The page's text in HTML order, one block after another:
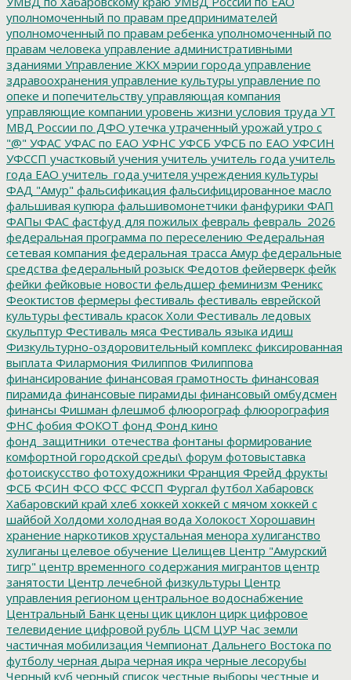
уполномоченный по правам предпринимателей
уполномоченный по правам ребенка уполномоченный по
правам человека управление административными
зданиями Управление ЖКХ мэрии города управление
здравоохранения управление культуры управление по
опеке и попечительству управляющая компания
управляющие компании уровень жизни условия труда УТ
МВД России по ДФО утечка утраченный урожай утро с
"@" УФАС УФАС по ЕАО УФНС УФСБ УФСБ по ЕАО УФСИН
УФССП участковый учения учитель учитель года учитель
года ЕАО учитель_года учителя учреждения культуры
ФАД "Амур" фальсификация фальсифицированное масло
фальшивая купюра фальшивомонетчики фанфурики ФАП
ФАПы ФАС фастфуд для пожилых февраль февраль_2026
федеральная программа по переселению Федеральная
сетевая компания федеральная трасса Амур федеральные
средства федеральный розыск Федотов фейерверк фейк
фейки фейковые новости фельдшер феминизм Феникс
Феоктистов фермеры фестиваль фестиваль еврейской
культуры фестиваль красок Холи Фестиваль ледовых
скульптур Фестиваль мяса Фестиваль языка идиш
Физкультурно-оздоровительный комплекс фиксированная
выплата Филармония Филиппов Филиппова
финансирование финансовая грамотность финансовая
пирамида финансовые пирамиды финансовый омбудсмен
финансы Фишман флешмоб флюорограф флюорография
ФНС фобия ФОКОТ фонд Фонд кино
фонд_защитники_отечества фонтаны формирование
комфортной городской среды\ форум фотовыставка
фотоискусство фотохудожники Франция Фрейд фрукты
ФСБ ФСИН ФСО ФСС ФССП Фургал футбол Хабаровск
Хабаровский край хлеб хоккей хоккей с мячом хоккей с
шайбой Холдоми холодная вода Холокост Хорошавин
хранение наркотиков хрустальная менора хулиганство
хулиганы целевое обучение Целищев Центр "Амурский
тигр" центр временного содержания мигрантов центр
занятости Центр лечебной физкультуры Центр
управления регионом центральное водоснабжение
Центральный Банк цены цик циклон цирк цифровое
телевидение цифровой рубль ЦСМ ЦУР Час земли
частичная мобилизация Чемпионат Дальнего Востока по
футболу черная дыра черная икра черные лесорубы
Черный куб черный список честные выборы честные и